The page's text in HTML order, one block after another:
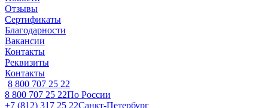
Отзывы
Сертификаты
Благодарности
Вакансии
Контакты
Реквизиты
Контакты
8 800 707 25 22
8 800 707 25 22По России
+7 (812) 317 25 22Санкт-Петербург